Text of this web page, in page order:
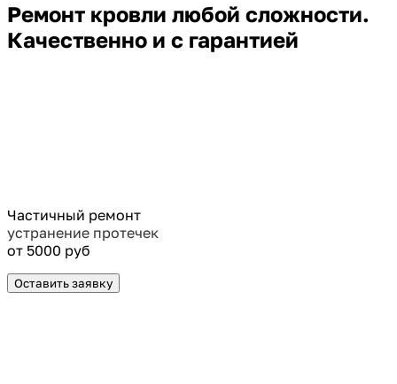
Ремонт кровли любой сложности.
Качественно и с гарантией
Частичный ремонт
устранение протечек
от 5000 руб
Оставить заявку